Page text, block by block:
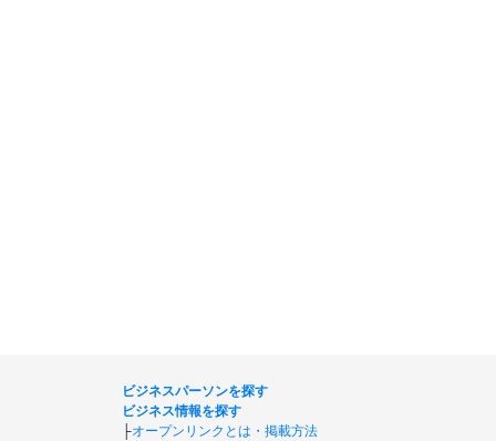
ビジネスパーソンを探す
ビジネス情報を探す
├オープンリンクとは・掲載方法